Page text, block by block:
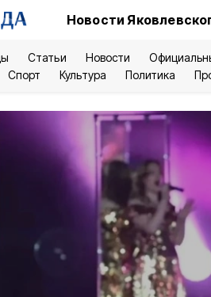
Новости
Статьи Новости
Спорт Культура Политика